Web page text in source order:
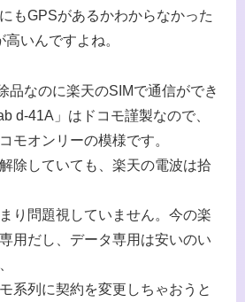
もGPSがあるかわからなかった
いんですよね。
品なのに楽天のSIMで通信ができ
d-41A」はドコモ謹製なので、
モオンリーの模様です。
除していても、楽天の電波は拾
り問題視していません。今の楽
用だし、データ専用は安いのい
系列に契約を変更しちゃおうと